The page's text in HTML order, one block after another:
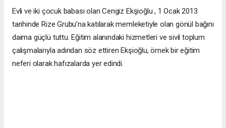
Evli ve iki çocuk babası olan Cengiz Ekşioğlu , 1 Ocak 2013
tarihinde Rize Grubu’na katılarak memleketiyle olan gönül bağını
daima güçlü tuttu. Eğitim alanındaki hizmetleri ve sivil toplum
çalışmalarıyla adından söz ettiren Ekşioğlu, örnek bir eğitim
neferi olarak hafızalarda yer edindi.